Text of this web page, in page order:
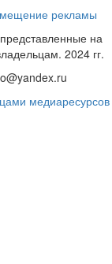
рекламы
на
2024 гг.
медиаресурсов